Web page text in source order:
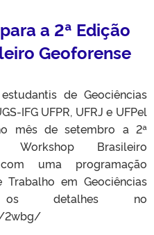
a 2ª Edição
Geoforense
de Geociências
IFG UFPR, UFRJ e UFPel
mês de setembro a 2ª
Brasileiro
com uma programação
em Geociências
os detalhes no
2wbg/